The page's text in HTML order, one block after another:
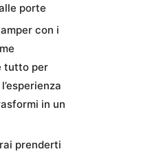
porte
con i
tutto per
in un
prenderti